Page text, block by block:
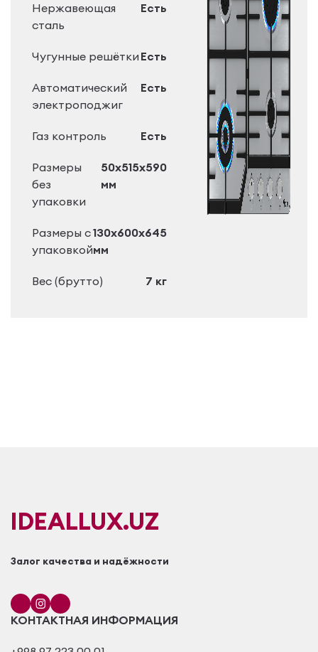
Нержавеющая
сталь
Есть
Чугунные решётки Есть
Автоматический
электроподжиг
Есть
Газ контроль Есть
Размеры
без
упаковки
50x515x590
мм
Размеры с
упаковкой
130x600x645
мм
Вес (брутто) 7 кг
IDEALLUX.UZ
Залог качества и надёжности
КОНТАКТНАЯ ИНФОРМАЦИЯ